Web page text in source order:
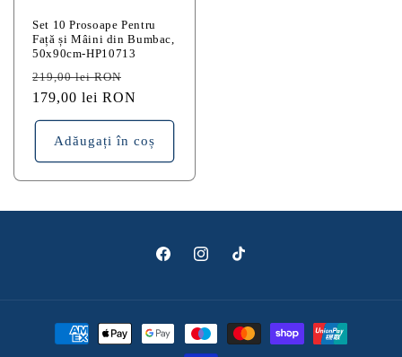
Set 10 Prosoape Pentru
Față și Mâini din Bumbac,
50x90cm-HP10713
Preț
obișnuit
219,00 lei RON
redus
179,00 lei RON
Adăugați în coș
FacebookInstagramTikTok
Metode